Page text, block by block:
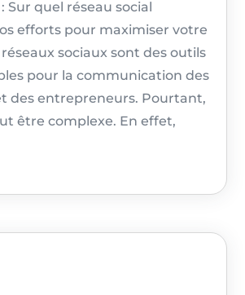
Sur quel réseau social
efforts pour maximiser votre
sociaux sont des outils
pour la communication des
des entrepreneurs. Pourtant,
être complexe. En effet,